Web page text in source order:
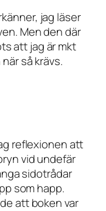
jag läser
Men den där
att jag är mkt
så krävs.
reflexionen att
vid undefär
sidotrådar
som happ.
att boken var